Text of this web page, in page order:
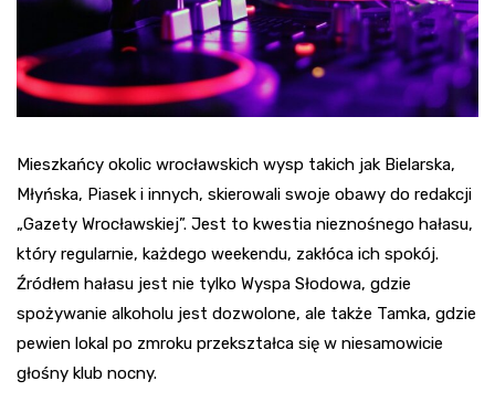
Mieszkańcy okolic wrocławskich wysp takich jak Bielarska,
Młyńska, Piasek i innych, skierowali swoje obawy do redakcji
„Gazety Wrocławskiej”. Jest to kwestia nieznośnego hałasu,
który regularnie, każdego weekendu, zakłóca ich spokój.
Źródłem hałasu jest nie tylko Wyspa Słodowa, gdzie
spożywanie alkoholu jest dozwolone, ale także Tamka, gdzie
pewien lokal po zmroku przekształca się w niesamowicie
głośny klub nocny.